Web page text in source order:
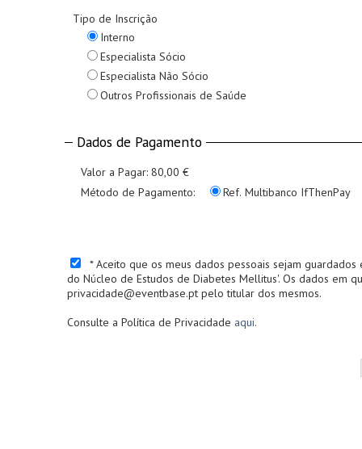
Tipo de Inscrição
Interno
Especialista Sócio
Especialista Não Sócio
Outros Profissionais de Saúde
Dados de Pagamento
Valor a Pagar: 80,00 €
Método de Pagamento:
Ref. Multibanco IfThenPay
* Aceito que os meus dados pessoais sejam
do Núcleo de Estudos de Diabetes Mellitus'. Os dados em
privacidade@eventbase.pt pelo titular dos mesmos.
Consulte a Política de Privacidade aqui.